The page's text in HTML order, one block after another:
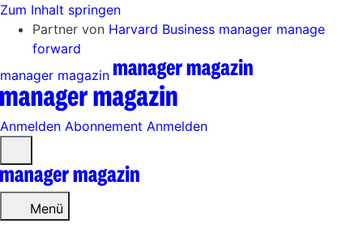
Zum Inhalt springen
Partner von Harvard Business manager manage
forward
manager magazin
Anmelden Abonnement Anmelden
öffnen
Menü